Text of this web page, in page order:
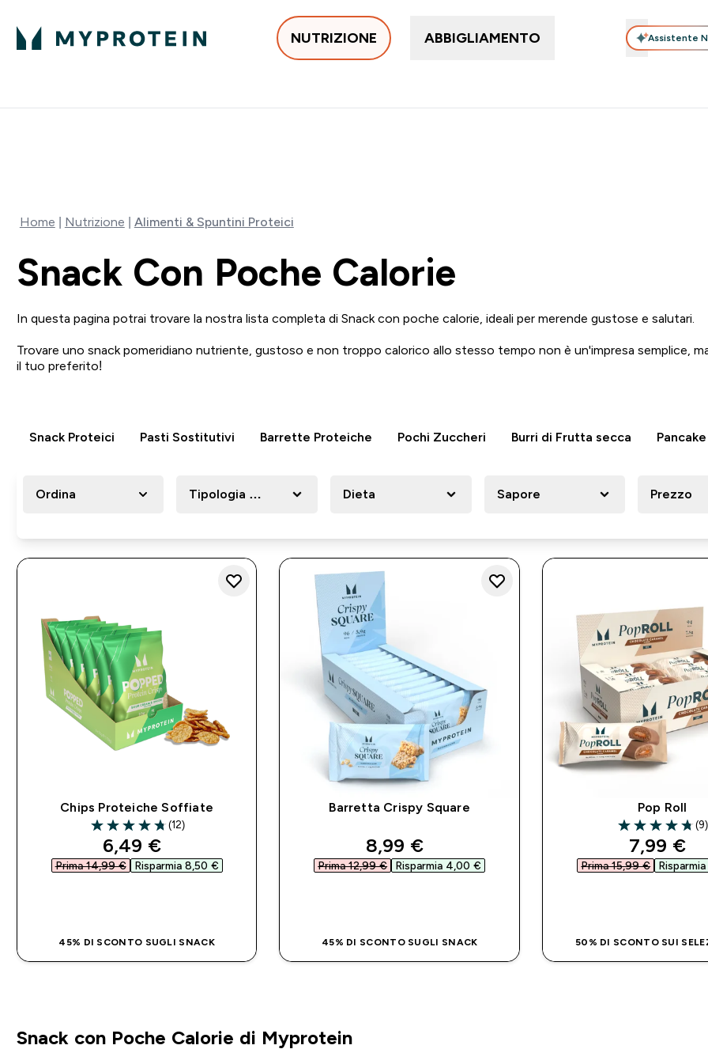
NUTRIZIONE ABBIGLIAMENTO Assistente
Home Nutrizione Alimenti & Spuntini Proteici
Snack Con Poche Calorie
In questa pagina potrai trovare la nostra lista completa di Snack con poche calorie, ideali per merende gustose e salutari.
Trovare uno snack pomeridiano nutriente, gustoso e non troppo calorico allo stesso tempo non è un'impresa semplice,
il tuo preferito!
Snack Proteici Pasti Sostitutivi Barrette Proteiche Pochi Zuccheri Burri di Frutta secca
Ordina Tipologia di prodotto per nutrizione
Dieta Sapore Prezzo
Chips Proteiche Soffiate
4.75 out of 5 stars
(12)
discounted price
6,49 €‎
Prima 14,99 €‎ Risparmia 8,50 €‎
45% DI SCONTO SUGLI SNACK
Barretta Crispy Square
discounted price
8,99 €‎
Prima 12,99 €‎ Risparmia 4,00 €‎
45% DI SCONTO SUGLI SNACK
Pop Roll
4.78 out of 5
(9)
7,99 €‎
Prima 15,99 €‎
50% DI SCONTO SUI
Snack con Poche Calorie di Myprotein